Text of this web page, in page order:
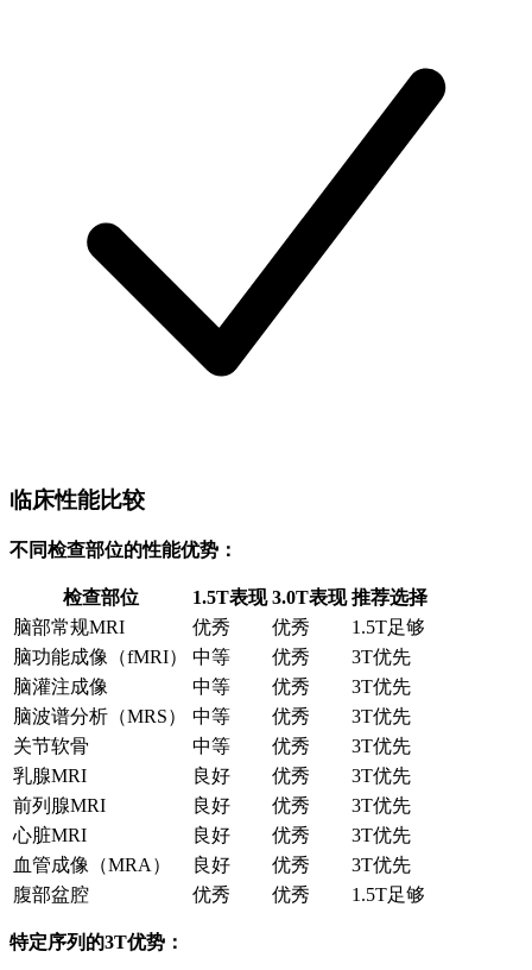
临床性能比较
不同检查部位的性能优势：
检查部位 1.5T表现 3.0T表现 推荐选择
脑部常规MRI
优秀 优秀
1.5T足够
脑功能成像（fMRI）
中等 优秀
3T优先
脑灌注成像
中等 优秀
3T优先
脑波谱分析（MRS）
中等 优秀
3T优先
关节软骨
中等 优秀
3T优先
乳腺MRI
良好 优秀
3T优先
前列腺MRI
良好 优秀
3T优先
心脏MRI
良好 优秀
3T优先
血管成像（MRA）
良好 优秀
3T优先
腹部盆腔
优秀 优秀 1.5T足够
特定序列的3T优势：